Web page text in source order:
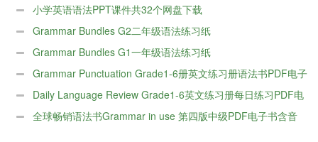
小学英语语法PPT课件共32个网盘下载
Grammar Bundles G2二年级语法练习纸
Grammar Bundles G1一年级语法练习纸
Grammar Punctuation Grade1-6册英文练习册语法书PDF电子
版
Daily Language Review Grade1-6英文练习册每日练习PDF电
子版全球畅销语法书Grammar in use 第四版中级PDF电子书含音